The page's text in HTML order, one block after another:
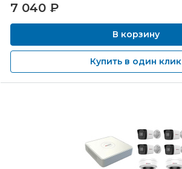
7 040 ₽
В корзину
Купить в один клик